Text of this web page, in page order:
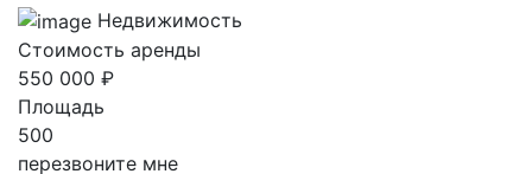
Недвижимость
Стоимость аренды
550 000 ₽
Площадь
500
перезвоните мне